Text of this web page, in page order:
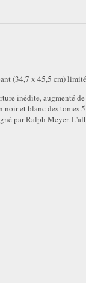
(34,7 x 45,5 cm)
inédite, augmenté
et blanc des tomes
par Ralph Meyer.